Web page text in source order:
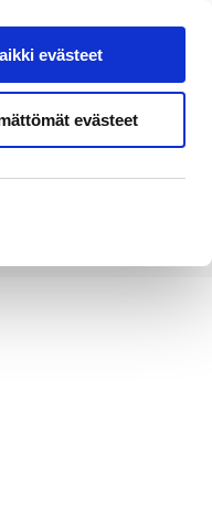
evästeet
evästeet
Hae sivustolta